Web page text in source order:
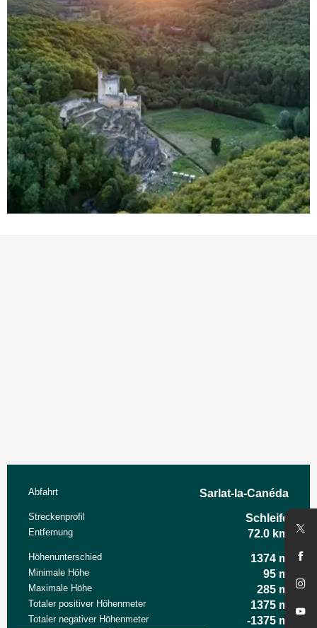
Praktische Informationen
Abfahrt Sarlat-la-Canéda
Streckenprofil Schleife
Entfernung 72.0 km
Höhenunterschied 1374 m
Minimale Höhe 95 m
Maximale Höhe 285 m
Totaler positiver Höhenmeter 1375 m
Totaler negativer Höhenmeter -1375 m